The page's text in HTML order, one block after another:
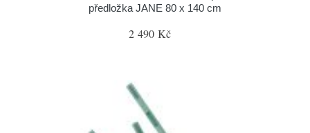
předložka JANE 80 x 140 cm
2 490 Kč